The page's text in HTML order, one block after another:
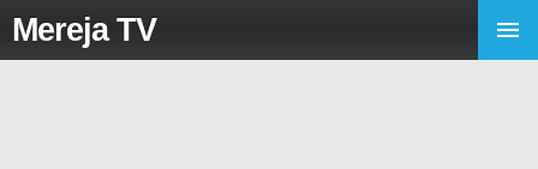
Mereja TV